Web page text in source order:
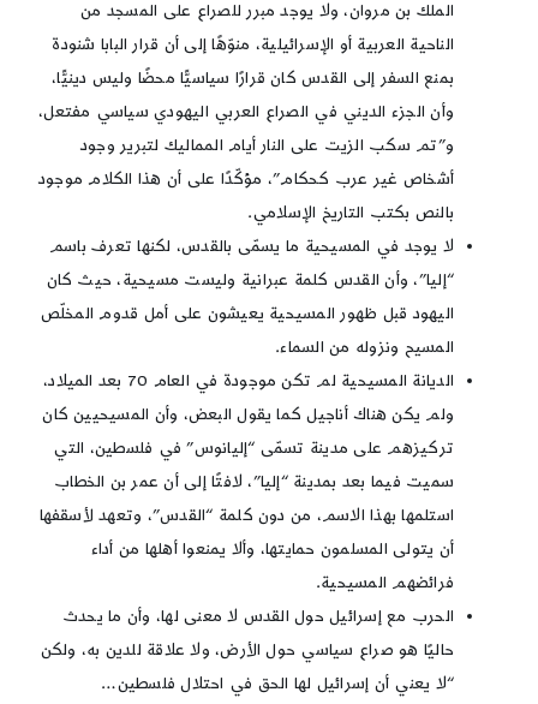
الملك بن مروان، ولا يوجد مبرر للصراع على المسجد من
الناحية العربية أو الإسرائيلية، منوّهًا إلى أن قرار البابا شنودة
بمنع السفر إلى القدس كان قرارًا سياسيًّا محضًا وليس دينيًّا،
وأن الجزء الديني في الصراع العربي اليهودي سياسي مفتعل،
و”تم سكب الزيت على النار أيام المماليك لتبرير وجود
أشخاص غير عرب كحكام”، مؤكّدًا على أن هذا الكلام موجود
بالنص بكتب التاريخ الإسلامي.
لا يوجد في المسيحية ما يسمّى بالقدس، لكنها تعرف باسم
“إليا”، وأن القدس كلمة عبرانية وليست مسيحية، حيث كان
اليهود قبل ظهور المسيحية يعيشون على أمل قدوم المخلّص
المسيح ونزوله من السماء.
الديانة المسيحية لم تكن موجودة في العام 70 بعد الميلاد،
ولم يكن هناك أناجيل كما يقول البعض، وأن المسيحيين كان
تركيزهم على مدينة تسمّى “إليانوس” في فلسطين، التي
سميت فيما بعد بمدينة “إليا”، لافتًا إلى أن عمر بن الخطاب
استلمها بهذا الاسم، من دون كلمة “القدس”، وتعهد لأسقفها
أن يتولى المسلمون حمايتها، وألا يمنعوا أهلها من أداء
فرائضهم المسيحية.
الحرب مع إسرائيل حول القدس لا معنى لها، وأن ما يحدث
حاليًا هو صراع سياسي حول الأرض، ولا علاقة للدين به، ولكن
“لا يعني أن إسرائيل لها الحق في احتلال فلسطين…